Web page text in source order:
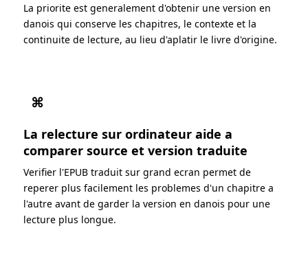
La priorite est generalement d'obtenir une version en
danois qui conserve les chapitres, le contexte et la
continuite de lecture, au lieu d'aplatir le livre d'origine.
⌘
La relecture sur ordinateur aide a
comparer source et version traduite
Verifier l'EPUB traduit sur grand ecran permet de
reperer plus facilement les problemes d'un chapitre a
l'autre avant de garder la version en danois pour une
lecture plus longue.